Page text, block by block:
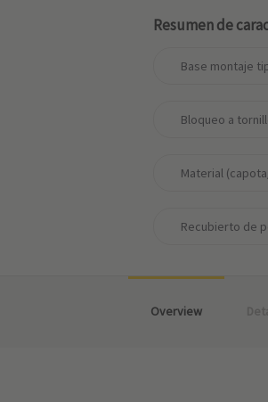
Resumen de
Base montaje
Bloqueo a
Material
Recubierto de
Overview